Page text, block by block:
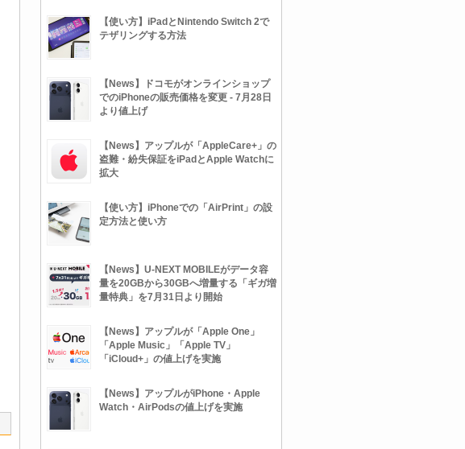
【使い方】iPadとNintendo Switch 2で
テザリングする方法
【News】ドコモがオンラインショップ
でのiPhoneの販売価格を変更 - 7月28日
より値上げ
【News】アップルが「AppleCare+」の
盗難・紛失保証をiPadとApple Watchに
拡大
【使い方】iPhoneでの「AirPrint」の設
定方法と使い方
【News】U-NEXT MOBILEがデータ容
量を20GBから30GBへ増量する「ギガ増
量特典」を7月31日より開始
【News】アップルが「Apple One」
「Apple Music」「Apple TV」
「iCloud+」の値上げを実施
【News】アップルがiPhone・Apple
Watch・AirPodsの値上げを実施